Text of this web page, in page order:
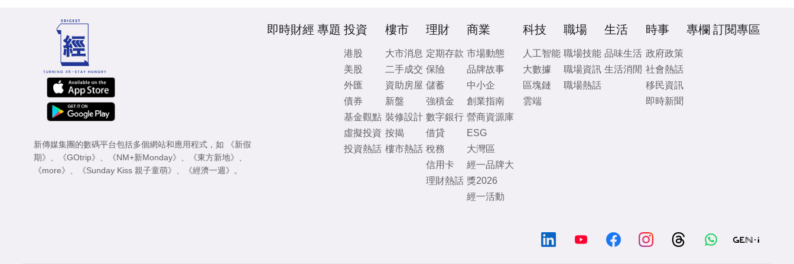
新傳媒集團的數碼平台包括多個網站和應用程式，如
《新假
期》
《GOtrip》 《NM+新Monday》 《東方新地》
《more》
《Sunday Kiss 親子童萌》 《經濟一週》 。
即時財經 專題 投資
港股
美股
外匯
債券
基金觀點
虛擬投資
投資熱話
樓市
大市消息
二手成交
資助房屋
新盤
裝修設計
按揭
樓市熱話
理財
定期存款
保險
儲蓄
強積金
數字銀行
借貸
稅務
信用卡
理財熱話
商業
市場動態
品牌故事
中小企
創業指南
營商資源庫
ESG
大灣區
經一品牌大
獎2026
經一活動
科技
人工智能
大數據
區塊鏈
雲端
職場
職場技能
職場資訊
職場熱話
生活
品味生活
生活消閒
時事
政府政策
社會熱話
移民資訊
即時新聞
專欄 訂閱專區